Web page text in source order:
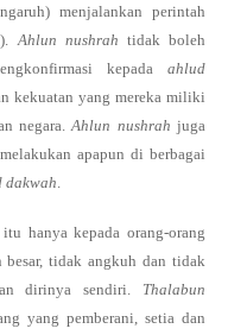
menjalankan perintah
Ahlun nushrah tidak boleh
kepada ahlud
kekuatan yang mereka miliki
negara.Ahlun nushrah juga
apapun di berbagai
dakwah
itu hanya kepada orang-orang
tidak angkuh dan tidak
dirinya sendiri. Thalabun
yang pemberani, setia dan